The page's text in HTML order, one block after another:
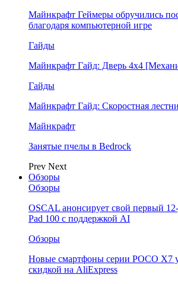
Майнкрафт Геймеры обручились
благодаря компьютерной игре
Гайды
Майнкрафт Гайд: Дверь 4х4
Гайды
Майнкрафт Гайд: Скоростная
Майнкрафт
Занятые пчелы в Bedrock
Prev Next
Обзоры
Обзоры
OSCAL анонсирует свой первый
Pad 100 с поддержкой AI
Обзоры
Новые смартфоны серии POCO X7
скидкой на AliExpress